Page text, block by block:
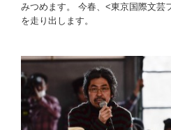
みつめます。 今春、<東京国際文芸
を走り出します。